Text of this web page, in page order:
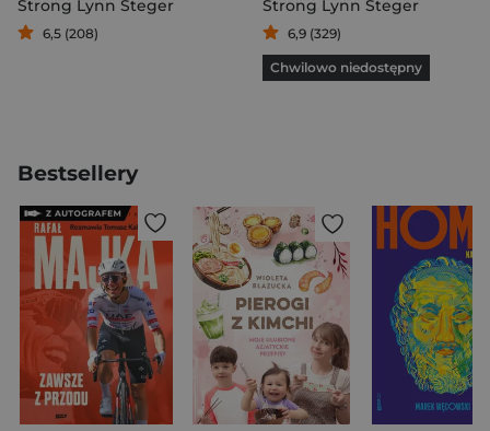
Strong Lynn Steger
6,5 (208)
Strong Lynn Steger
6,9 (329)
Chwilowo niedostępny
Bestsellery